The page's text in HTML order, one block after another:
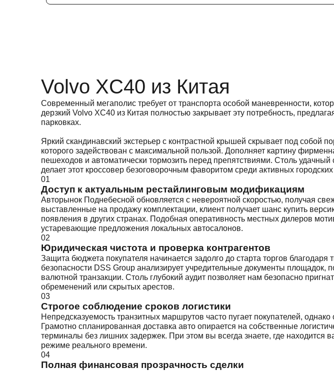
Volvo XC40 из Китая
Современный мегаполис требует от транспорта особой маневренности,
дерзкий Volvo XC40 из Китая полностью закрывает эту потребность,
парковках.
Яркий скандинавский экстерьер с контрастной крышей скрывает под собой
которого задействован с максимальной пользой. Дополняет картину
пешеходов и автоматически тормозить перед препятствиями. Столь
делает этот кроссовер безоговорочным фаворитом среди активных
01
Доступ к актуальным рестайлинговым модификациям
Авторынок Поднебесной обновляется с невероятной скоростью, получая
выставленные на продажу комплектации, клиент получает шанс купить
появления в других странах. Подобная оперативность местных дилеров
устаревающие предложения локальных автосалонов.
02
Юридическая чистота и проверка контрагентов
Защита бюджета покупателя начинается задолго до старта торгов
безопасности DSS Group анализирует учредительные документы
валютной транзакции. Столь глубокий аудит позволяет нам безопасно
обременений или скрытых арестов.
03
Строгое соблюдение сроков логистики
Непредсказуемость транзитных маршрутов часто пугает покупателей,
Грамотно спланированная доставка авто опирается на собственные
терминалы без лишних задержек. При этом вы всегда знаете, где
режиме реального времени.
04
Полная финансовая прозрачность сделки